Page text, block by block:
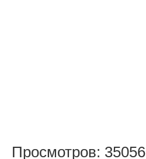
Просмотров: 35056